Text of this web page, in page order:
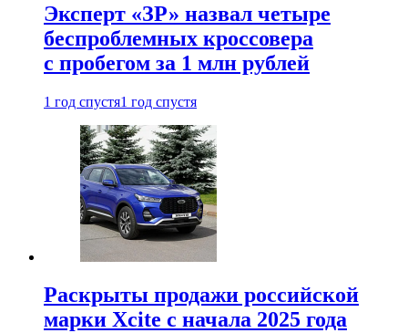
Эксперт «ЗР» назвал четыре
беспроблемных кроссовера
с пробегом за 1 млн рублей
1 год спустя1 год спустя
Раскрыты продажи российской
марки Xcite с начала 2025 года